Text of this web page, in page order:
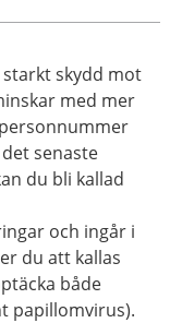
skydd mot
med mer
senaste
du bli kallad
och ingår i
du att kallas
både
papillomvirus).